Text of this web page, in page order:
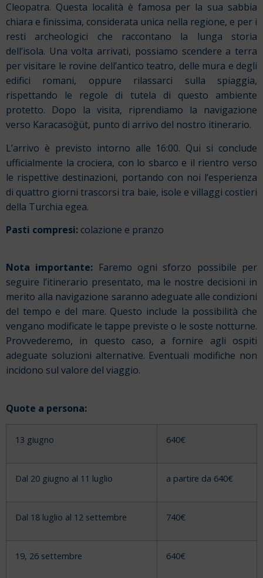
Cleopatra. Questa località è famosa per la sua sabbia
chiara e finissima, considerata unica nella regione, e per i
resti archeologici che raccontano la lunga storia
dell’isola. Una volta arrivati, possiamo scendere a terra
per visitare le rovine dell’antico teatro, delle mura e degli
edifici romani, oppure rilassarci sulla spiaggia,
rispettando le regole di tutela di questo ambiente
protetto. Dopo la visita, riprendiamo la navigazione
verso Karacasöğüt, punto di arrivo del nostro itinerario.
L’arrivo è previsto intorno alle 16:00. Qui si conclude
ufficialmente la crociera, con lo sbarco e il rientro verso
le rispettive destinazioni, portando con noi l’esperienza
di quattro giorni trascorsi tra baie, isole e villaggi costieri
della Turchia egea.
Pasti compresi: colazione e pranzo
Nota importante: Faremo ogni sforzo possibile per
seguire l’itinerario presentato, ma le nostre decisioni in
merito alla navigazione saranno adeguate alle condizioni
del tempo e del mare. Questo include la possibilità che
vengano modificate le tappe previste o le soste notturne.
Provvederemo, in questo caso, a fornire agli ospiti
adeguate soluzioni alternative. Eventuali modifiche non
incidono sul valore del viaggio.
Quote a persona:
13 giugno 640€
Dal 20 giugno al 11 luglio a partire da 640€
Dal 18 luglio al 12 settembre 740€
19, 26 settembre 640€